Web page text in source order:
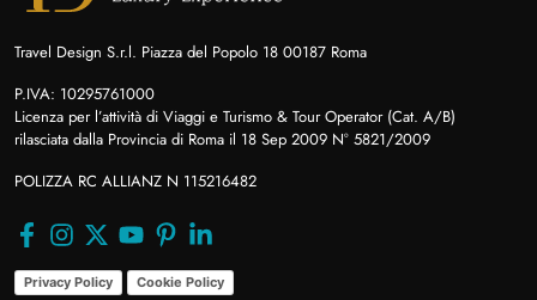
Travel Design S.r.l. Piazza del Popolo 18 00187 Roma
P.IVA: 10295761000
Licenza per l’attività di Viaggi e Turismo & Tour Operator (Cat. A/B)
rilasciata dalla Provincia di Roma il 18 Sep 2009 N° 5821/2009
POLIZZA RC ALLIANZ N 115216482
Privacy Policy Cookie Policy